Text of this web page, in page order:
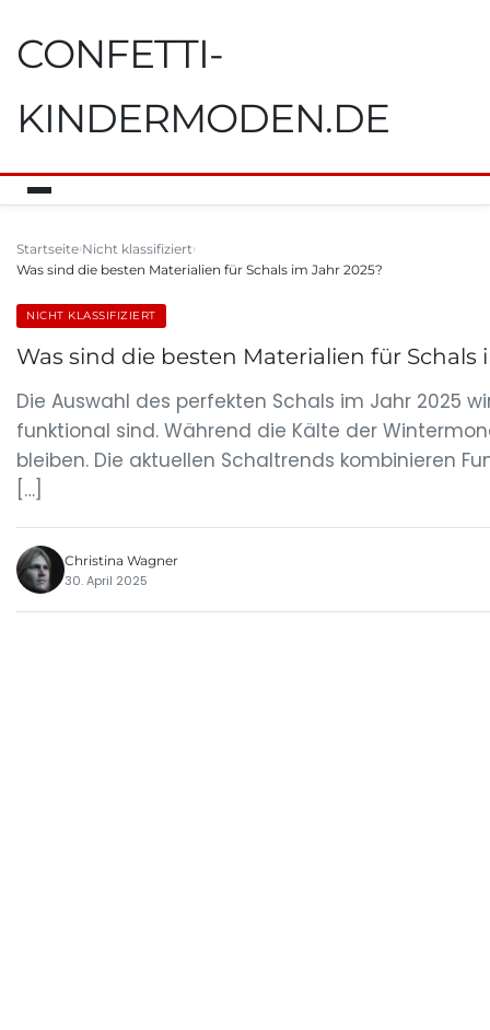
CONFETTI-
KINDERMODEN.DE
Startseite Nicht klassifiziert
Was sind die besten Materialien für Schals im Jahr 2025?
NICHT KLASSIFIZIERT
Was sind die besten Materialien für Schals
Die Auswahl des perfekten Schals im Jahr 2025
funktional sind. Während die Kälte der
bleiben. Die aktuellen Schaltrends kombinieren
[…]
Christina Wagner
30. April 2025